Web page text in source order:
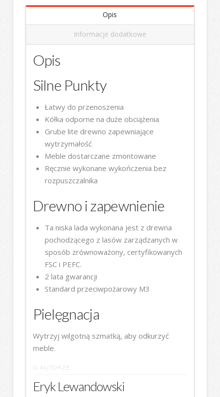
Opis
Informacje dodatkowe
Opis
Silne Punkty
Łatwy do przenoszenia
Kółka odporne na duże obciążenia
Grube lite drewno zapewniające
wytrzymałość
Meble dostarczane zmontowane
Ręcznie wykonane wykończenia bez
rozpuszczalnika
Drewno i zapewnienie
Ta niska lada wykonana jest z drewna
pochodzącego z lasów zarządzanych w
sposób zrównoważony, certyfikowanych
FSC i PEFC.
2 lata gwarancji
Standard przeciwpożarowy M3
Pielęgnacja
Wytrzyj wilgotną szmatką, aby odkurzyć
meble.
O AUTORZE
Eryk Lewandowski